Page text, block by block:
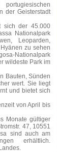
der Geisterstadt
sich der 45.000
Nationalpark
Leoparden,
zu sehen
Nationalpark
wildeste Park im
Bauten, Sünden
wert. Sie liegt
und bietet sich
von April bis
Monate gültiger
47, 10551
sind auch am
erhältlich.